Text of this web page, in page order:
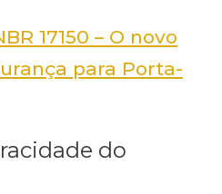
17150 – O novo
para Porta-
do